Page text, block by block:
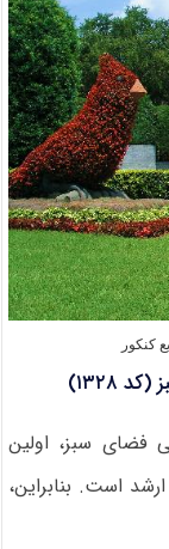
کنکور
فضای سبز، اولین
است. بنابراین،